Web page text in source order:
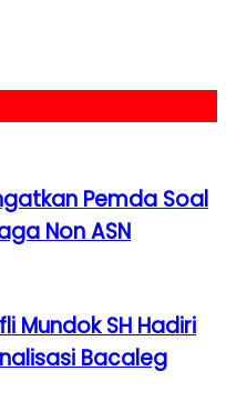
Pemda Soal
Non ASN
Mundok SH Hadiri
Bacaleg